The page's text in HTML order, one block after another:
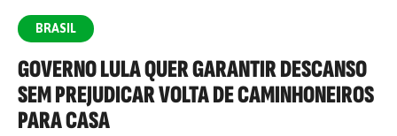
BRASIL
GOVERNO LULA QUER GARANTIR DESCANSO
SEM PREJUDICAR VOLTA DE CAMINHONEIROS
PARA CASA